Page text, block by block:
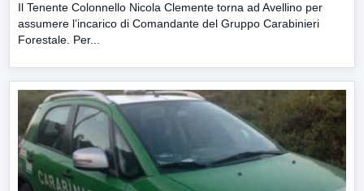
Il Tenente Colonnello Nicola Clemente torna ad Avellino per
assumere l’incarico di Comandante del Gruppo Carabinieri
Forestale. Per...